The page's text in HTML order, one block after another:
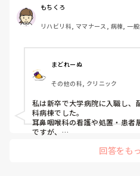
私はこれまで脳神経外科、リハ
たが、どこもしっくり来なく
の参考にさせていただきたいで
もちくろ
リハビリ科, ママナース, 病棟, 一
まどれーぬ
その他の科, クリニック
私は新卒で大学病院に入職し、
科病棟でした。
耳鼻咽喉科の看護や処置・患者
ですが、
回答をも